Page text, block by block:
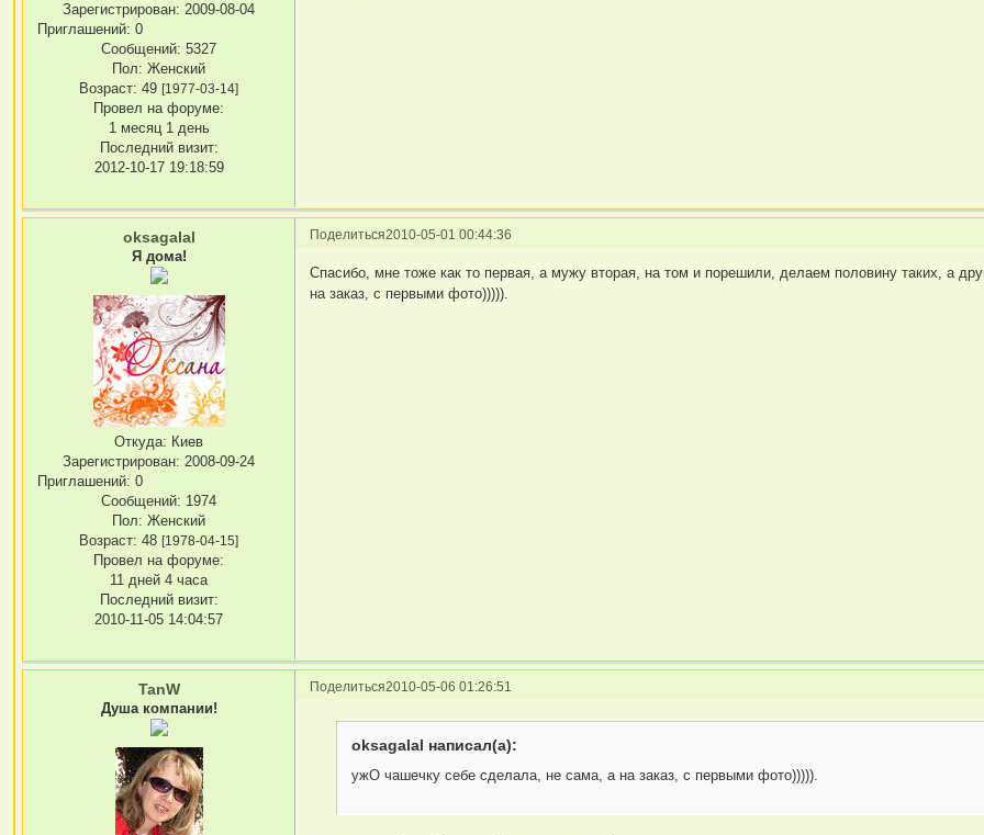
Зарегистрирован: 2009-08-04
Приглашений: 0
Сообщений: 5327
Пол: Женский
Возраст: 49[1977-03-14]
Провел на форуме:
1 месяц 1 день
Последний визит:
2012-10-17 19:18:59
Поделиться2010-05-01 00:44:36
oksagalal
Я дома!
Откуда: Киев
Зарегистрирован: 2008-09-24
Приглашений: 0
Сообщений: 1974
Пол: Женский
Возраст: 48[1978-04-15]
Провел на форуме:
11 дней 4 часа
Последний визит:
2010-11-05 14:04:57
Спасибо, мне тоже как то первая, а мужу вторая, на том и порешили, делаем половину таких, а
на заказ, с первыми фото))))).
Поделиться2010-05-06 01:26:51
TanW
Душа компании!
oksagalal написал(а):
ужО чашечку себе сделала, не сама, а на заказ, с первыми фото))))).